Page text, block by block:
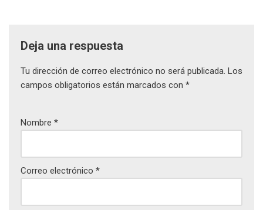
Deja una respuesta
Tu dirección de correo electrónico no será publicada. Los
campos obligatorios están marcados con *
Nombre *
Correo electrónico *